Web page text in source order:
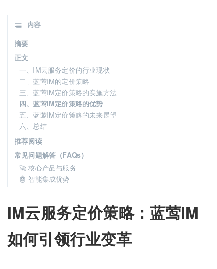
IM云服务定价策略：蓝莺IM
如何引领行业变革
内容
摘要
正文
一、IM云服务定价的行业现状
二、蓝莺IM的定价策略
三、蓝莺IM定价策略的实施方法
四、蓝莺IM定价策略的优势
五、蓝莺IM定价策略的未来展望
六、总结
推荐阅读
常见问题解答（FAQs）
🚀 核心产品与服务
🤖 智能集成优势